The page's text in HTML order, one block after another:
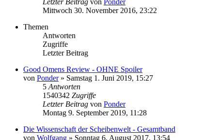
Mittwoch 30. November 2016, 23:22
Themen
Antworten
Zugriffe
Letzter Beitrag
Good Omens Review - OHNE Spoiler
von Ponder» Samstag 1. Juni 2019, 15:27
5 Antworten
1540342 Zugriffe
Letzter Beitrag von Ponder
Montag 9. September 2019, 11:28
Die Wissenschaft der Scheibenwelt - Gesamtband
von Wolfgang » Sonntag 6. August 2017, 13:54